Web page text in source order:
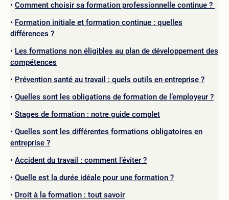
Comment choisir sa formation professionnelle continue ?
Formation initiale et formation continue : quelles
différences ?
Les formations non éligibles au plan de développement des
compétences
Prévention santé au travail : quels outils en entreprise ?
Quelles sont les obligations de formation de l’employeur ?
Stages de formation : notre guide complet
Quelles sont les différentes formations obligatoires en
entreprise ?
Accident du travail : comment l’éviter ?
Quelle est la durée idéale pour une formation ?
Droit à la formation : tout savoir